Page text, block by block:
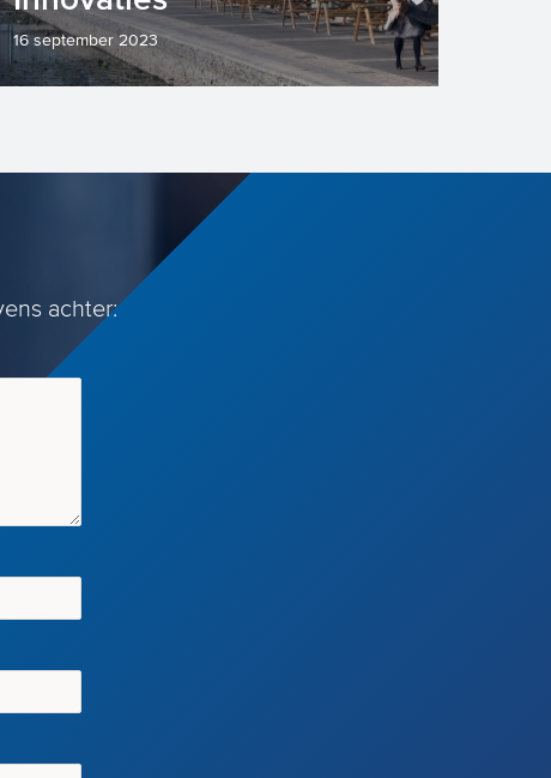
16 september 2023
innovatieve ideeën en projecten die
bijdragen aan maatschappelijke ...
achter: